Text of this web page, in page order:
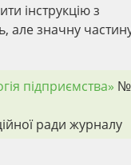
інструкцію з
але значну
підприємства» №
ради журналу